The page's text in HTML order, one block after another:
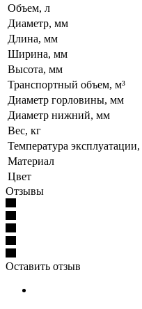
Объем, л
Диаметр, мм
Длина, мм
Ширина, мм
Высота, мм
Транспортный объем, м³
Диаметр горловины, мм
Диаметр нижний, мм
Вес, кг
Температура эксплуатации,
Материал
Цвет
Отзывы
Оставить отзыв